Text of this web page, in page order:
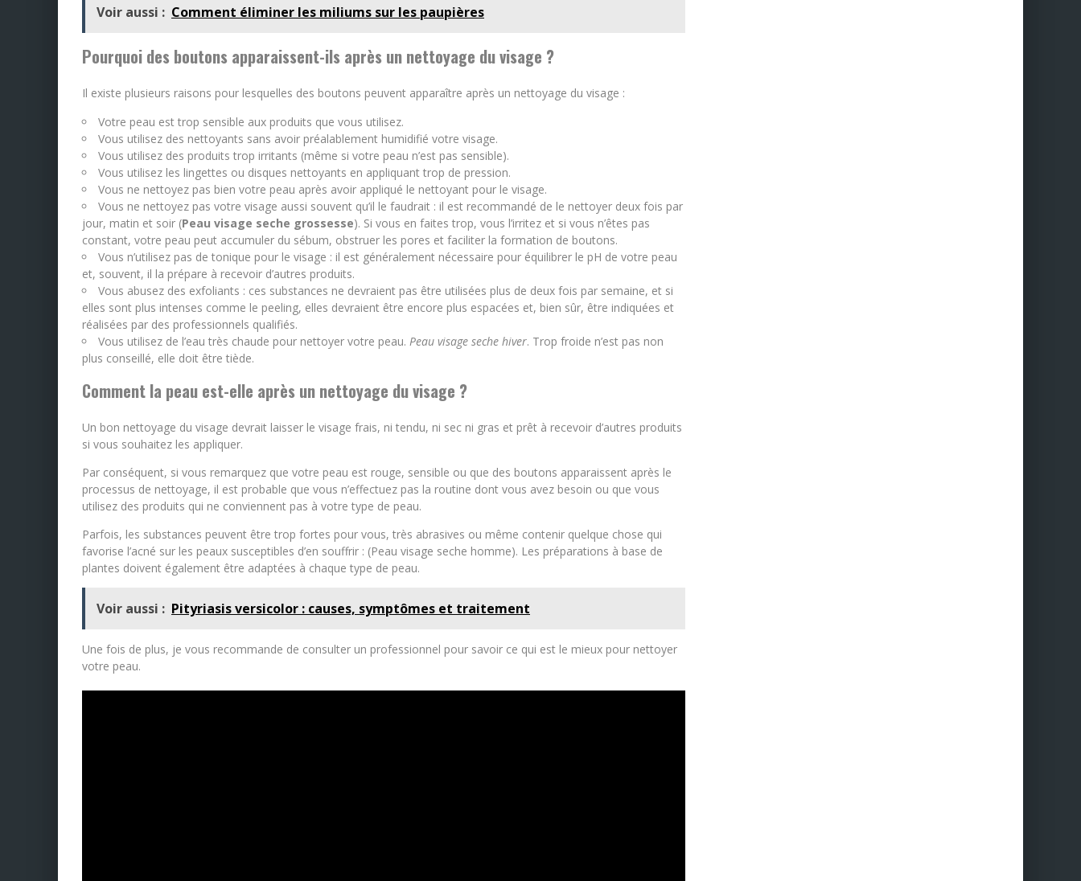
Voir aussi : Comment éliminer les miliums sur les paupières
Pourquoi des boutons apparaissent-ils après un nettoyage du visage ?
Il existe plusieurs raisons pour lesquelles des boutons peuvent apparaître après un nettoyage du visage :
Votre peau est trop sensible aux produits que vous utilisez.
Vous utilisez des nettoyants sans avoir préalablement humidifié votre visage.
Vous utilisez des produits trop irritants (même si votre peau n’est pas sensible).
Vous utilisez les lingettes ou disques nettoyants en appliquant trop de pression.
Vous ne nettoyez pas bien votre peau après avoir appliqué le nettoyant pour le visage.
Vous ne nettoyez pas votre visage aussi souvent qu’il le faudrait : il est recommandé de le nettoyer deux fois par
jour, matin et soir (Peau visage seche grossesse). Si vous en faites trop, vous l’irritez et si vous n’êtes pas
constant, votre peau peut accumuler du sébum, obstruer les pores et faciliter la formation de boutons.
Vous n’utilisez pas de tonique pour le visage : il est généralement nécessaire pour équilibrer le pH de votre peau
et, souvent, il la prépare à recevoir d’autres produits.
Vous abusez des exfoliants : ces substances ne devraient pas être utilisées plus de deux fois par semaine, et si
elles sont plus intenses comme le peeling, elles devraient être encore plus espacées et, bien sûr, être indiquées et
réalisées par des professionnels qualifiés.
Vous utilisez de l’eau très chaude pour nettoyer votre peau. Peau visage seche hiver. Trop froide n’est pas non
plus conseillé, elle doit être tiède.
Comment la peau est-elle après un nettoyage du visage ?
Un bon nettoyage du visage devrait laisser le visage frais, ni tendu, ni sec ni gras et prêt à recevoir d’autres produits
si vous souhaitez les appliquer.
Par conséquent, si vous remarquez que votre peau est rouge, sensible ou que des boutons apparaissent après le
processus de nettoyage, il est probable que vous n’effectuez pas la routine dont vous avez besoin ou que vous
utilisez des produits qui ne conviennent pas à votre type de peau.
Parfois, les substances peuvent être trop fortes pour vous, très abrasives ou même contenir quelque chose qui
favorise l’acné sur les peaux susceptibles d’en souffrir : (Peau visage seche homme). Les préparations à base de
plantes doivent également être adaptées à chaque type de peau.
Voir aussi : Pityriasis versicolor : causes, symptômes et traitement
Une fois de plus, je vous recommande de consulter un professionnel pour savoir ce qui est le mieux pour nettoyer
votre peau.